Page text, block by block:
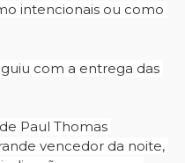
intencionais ou como
com a entrega das
Paul Thomas
vencedor da noite,